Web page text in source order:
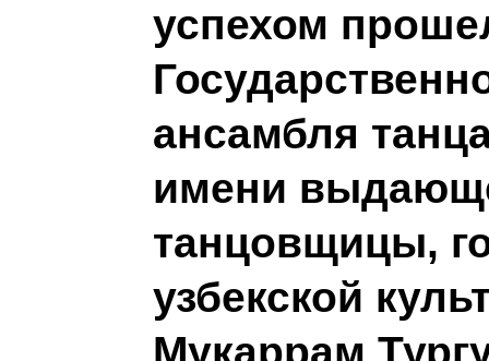
успехом
ансамбля
имени
танцовщицы,
узбекской